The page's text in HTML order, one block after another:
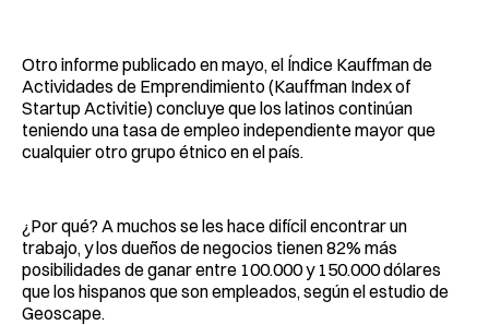
Otro informe publicado en mayo, el Índice Kauffman de
Actividades de Emprendimiento (Kauffman Index of
Startup Activitie) concluye que los latinos continúan
teniendo una tasa de empleo independiente mayor que
cualquier otro grupo étnico en el país.
¿Por qué? A muchos se les hace difícil encontrar un
trabajo, y los dueños de negocios tienen 82% más
posibilidades de ganar entre 100.000 y 150.000 dólares
que los hispanos que son empleados, según el estudio de
Geoscape.